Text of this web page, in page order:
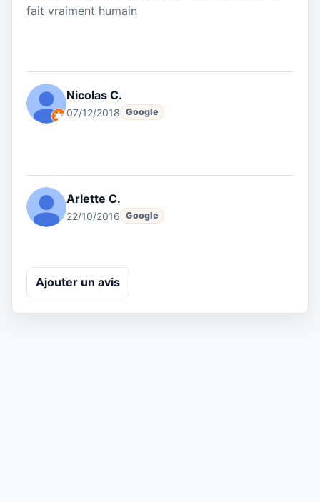
fait vraiment humain
Nicolas C.
07/12/2018 Google
Arlette C.
22/10/2016 Google
Ajouter un avis